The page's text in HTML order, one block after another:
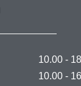
10.00 -
10.00 -